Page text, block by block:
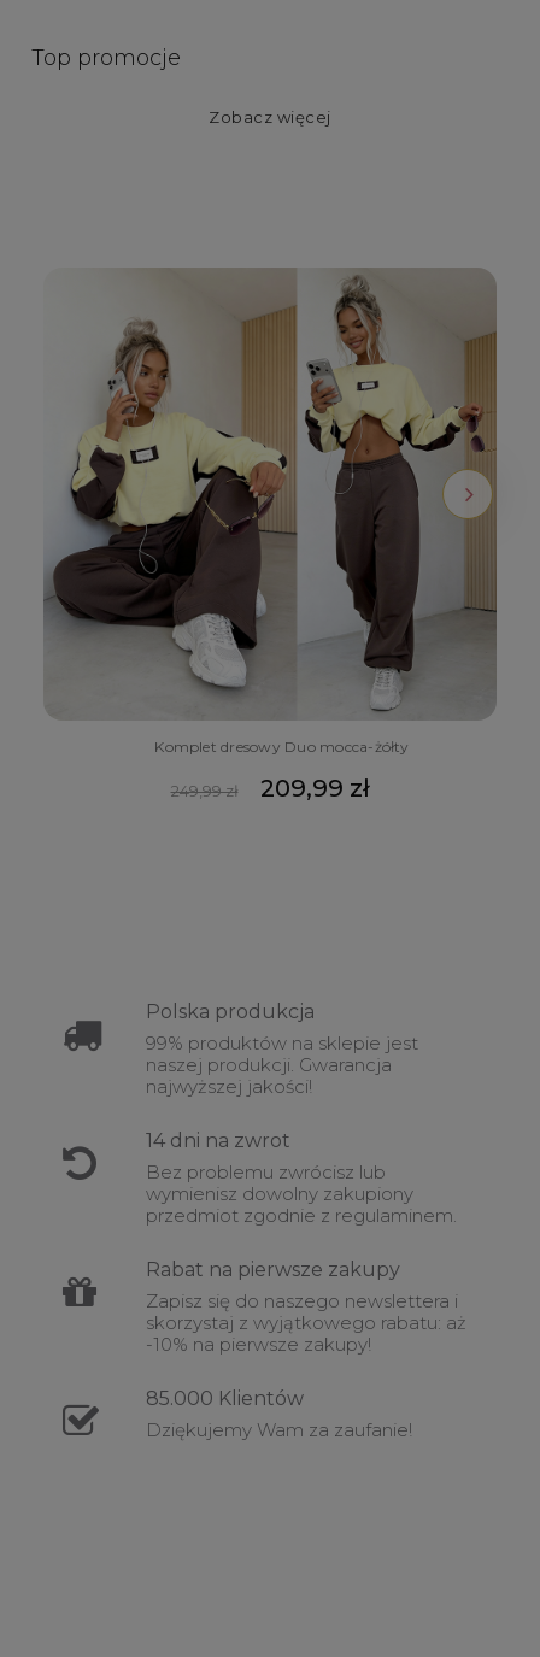
Top promocje
Zobacz więcej
Komplet dresowy Duo mocca-żółty
249,99 zł 209,99 zł
Polska produkcja
99% produktów na sklepie jest
naszej produkcji. Gwarancja
najwyższej jakości!
14 dni na zwrot
Bez problemu zwrócisz lub
wymienisz dowolny zakupiony
przedmiot zgodnie z regulaminem.
Rabat na pierwsze zakupy
Zapisz się do naszego newslettera i
skorzystaj z wyjątkowego rabatu: aż
-10% na pierwsze zakupy!
85.000 Klientów
Dziękujemy Wam za zaufanie!